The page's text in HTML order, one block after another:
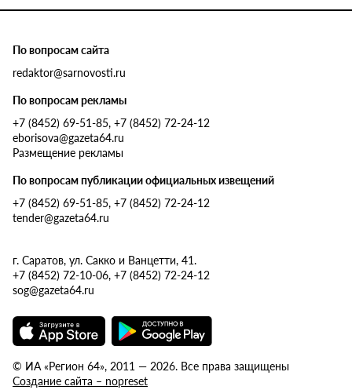
По вопросам сайта
redaktor@sarnovosti.ru
По вопросам рекламы
+7 (8452) 69-51-85, +7 (8452) 72-24-12
eborisova@gazeta64.ru
Размещение рекламы
По вопросам публикации официальных извещений
+7 (8452) 69-51-85, +7 (8452) 72-24-12
tender@gazeta64.ru
г. Саратов, ул. Сакко и Ванцетти, 41.
+7 (8452) 72-10-06, +7 (8452) 72-24-12
sog@gazeta64.ru
© ИА «Регион 64», 2011 — 2026. Все права защищены
Создание сайта – nopreset